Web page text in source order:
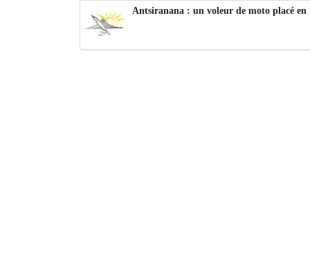
Antsiranana : un voleur de moto placé en